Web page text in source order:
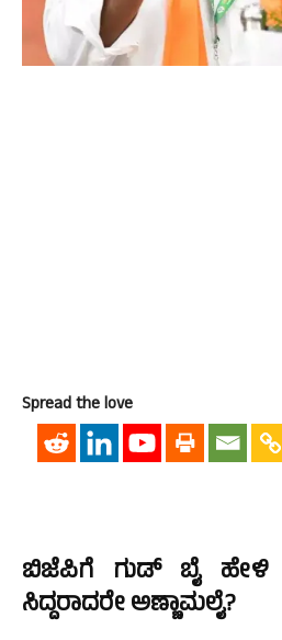
Spread the love
ಬಿಜೆಪಿಗೆ ಗುಡ್ ಬೈ ಹೇಳಿ
ಸಿದ್ದರಾದರೇ ಅಣ್ಣಾಮಲೈ?